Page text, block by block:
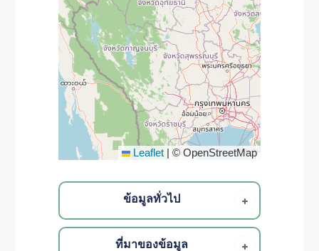
Leaflet | © OpenStreetMap
ข้อมูลทั่วไป
ที่มาของข้อมูล